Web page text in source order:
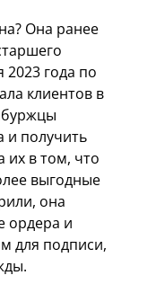
Она ранее
года по
клиентов в
и получить
их в том, что
выгодные
она
ордера и
для подписи,